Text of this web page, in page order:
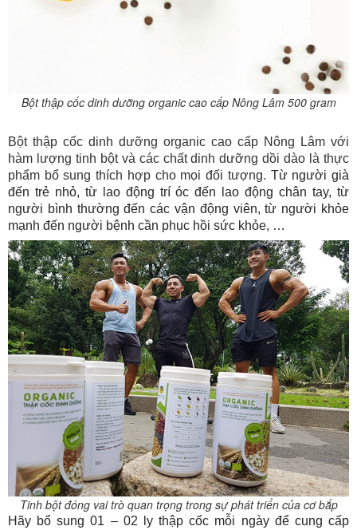
Bột thập cốc dinh dưỡng organic cao cấp Nông Lâm 500 gram
Bột thập cốc dinh dưỡng organic cao cấp Nông Lâm với
hàm lượng tinh bột và các chất dinh dưỡng dồi dào là thực
phẩm bổ sung thích hợp cho mọi đối tượng. Từ người già
đến trẻ nhỏ, từ lao động trí óc đến lao động chân tay, từ
người bình thường đến các vận động viên, từ người khỏe
mạnh đến người bệnh cần phục hồi sức khỏe, …
Tinh bột đóng vai trò quan trọng trong sự phát triển của cơ bắp
Hãy bổ sung 01 – 02 ly thập cốc mỗi ngày để cung cấp